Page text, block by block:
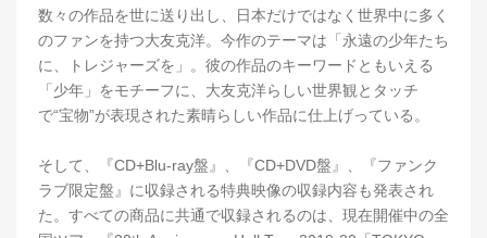
数々の作品を世に送り出し、日本だけではなく世界中に多く
のファンを持つ大友克洋。今作のテーマは「永遠の少年たち
に、トレジャーズを」。彼の作品のキーワードともいえる
「少年」をモチーフに、大友克洋らしい世界観とタッチ
で“宝物”が表現された素晴らしい作品に仕上げっている。
そして、『CD+Blu-ray盤』、『CD+DVD盤』、『ファンク
ラブ限定盤』に収録される特典映像の収録内容も発表され
た。すべての商品に共通で収録されるのは、現在開催中の全